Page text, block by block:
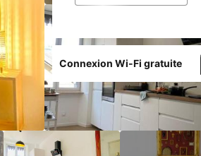
Connexion Wi-Fi gratuite